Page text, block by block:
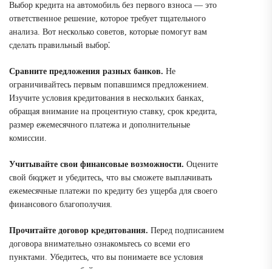
Выбор кредита на автомобиль без первого взноса — это
ответственное решение, которое требует тщательного
анализа. Вот несколько советов, которые помогут вам
сделать правильный выбор⁚
Сравните предложения разных банков. Не
ограничивайтесь первым попавшимся предложением.
Изучите условия кредитования в нескольких банках,
обращая внимание на процентную ставку, срок кредита,
размер ежемесячного платежа и дополнительные
комиссии.
Учитывайте свои финансовые возможности. Оцените
свой бюджет и убедитесь, что вы сможете выплачивать
ежемесячные платежи по кредиту без ущерба для своего
финансового благополучия.
Прочитайте договор кредитования. Перед подписанием
договора внимательно ознакомьтесь со всеми его
пунктами. Убедитесь, что вы понимаете все условия